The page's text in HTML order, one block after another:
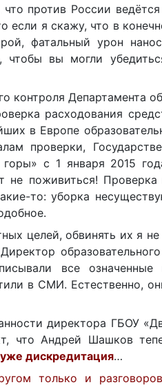
против России
если я скажу, что в
фатальный урон
вы могли
контроля Департамента
расходования
в Европе
проверки,
с 1 января 2015
поживиться!
то: уборка
целей, обвинять их я
все означенные
в СМИ. Естественно,
директора ГБОУ
что Андрей Шашков
дискредитация…
только и